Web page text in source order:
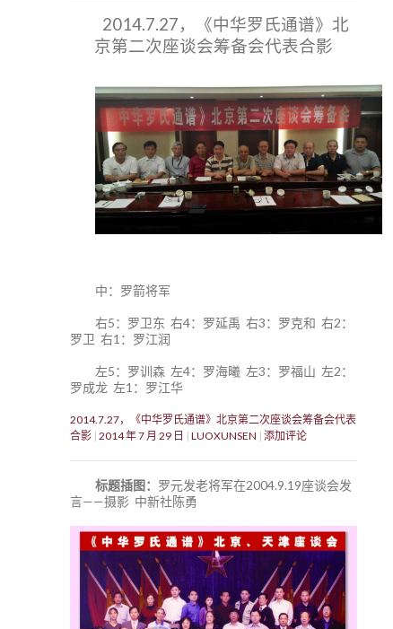
2014.7.27，《中华罗氏通谱》北
京第二次座谈会筹备会代表合影
中：罗箭将军
右5：罗卫东 右4：罗延禹 右3：罗克和 右2：
罗卫 右1：罗江润
左5：罗训森 左4：罗海曦 左3：罗福山 左2：
罗成龙 左1：罗江华
2014.7.27，《中华罗氏通谱》北京第二次座谈会筹备会代表
合影 2014 年 7 月 29 日 LUOXUNSEN 添加评论
标题插图： 罗元发老将军在2004.9.19座谈会发
言——摄影 中新社陈勇